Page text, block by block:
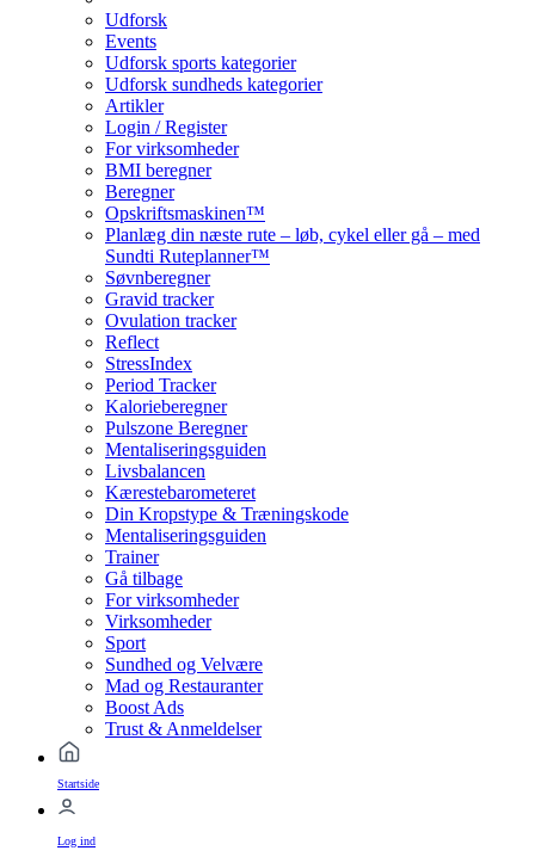
Udforsk
Events
Udforsk sports kategorier
Udforsk sundheds kategorier
Artikler
Login / Register
For virksomheder
BMI beregner
Beregner
Opskriftsmaskinen™
Planlæg din næste rute – løb, cykel eller gå – med
Sundti Ruteplanner™
Søvnberegner
Gravid tracker
Ovulation tracker
Reflect
StressIndex
Period Tracker
Kalorieberegner
Pulszone Beregner
Mentaliseringsguiden
Livsbalancen
Kærestebarometeret
Din Kropstype & Træningskode
Mentaliseringsguiden
Trainer
Gå tilbage
For virksomheder
Virksomheder
Sport
Sundhed og Velvære
Mad og Restauranter
Boost Ads
Trust & Anmeldelser
Startside
Log ind